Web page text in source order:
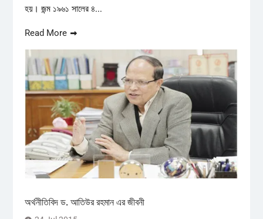
হয়। জন্ম ১৯৬১ সালের ৪...
Read More
অর্থনীতিবিদ ড. আতিউর রহমান এর জীবনী